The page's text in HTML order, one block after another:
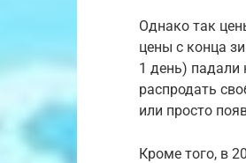
Однако так
цены с конца
1 день) падали
распродать
или просто
Кроме того, в